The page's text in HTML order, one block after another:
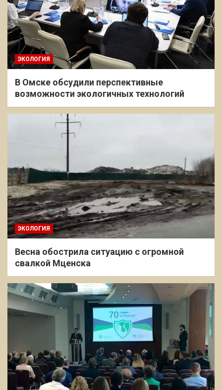
ЭКОЛОГИЯ
В Омске обсудили перспективные
возможности экологичных технологий
ЭКОЛОГИЯ
Весна обострила ситуацию с огромной
свалкой Мценска